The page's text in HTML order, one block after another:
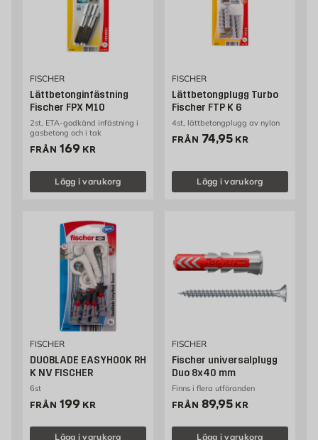
FISCHER
Lättbetonginfästning
Fischer FPX M10
2st, ETA-godkänd infästning i
gasbetong och i tak
FRÅN Pris 169 kr
169 KR
Lägg i varukorg
FISCHER
Lättbetongplugg Turbo
Fischer FTP K 6
4st, lättbetongplugg av nylon
FRÅN Pris 74.95 kr
74,95 KR
Lägg i varukorg
FISCHER
DUOBLADE EASYHOOK RH
K NV FISCHER
6st
FRÅN Pris 199 kr
199 KR
Lägg i varukorg
FISCHER
Fischer universalplugg
Duo 8x40 mm
Finns i flera utföranden
FRÅN Pris 89.95 kr
89,95 KR
Lägg i varukorg